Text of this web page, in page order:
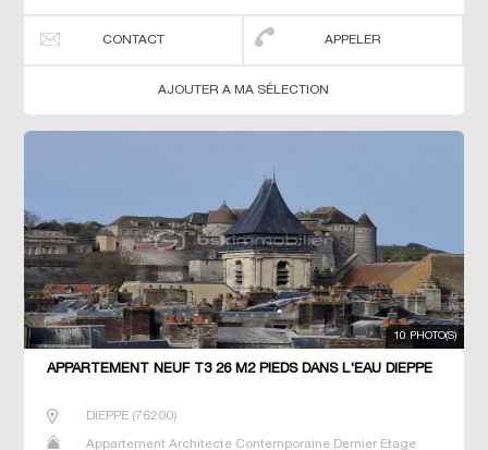
CONTACT APPELER
AJOUTER A MA SÉLECTION
10 PHOTO(S)
APPARTEMENT NEUF T3 26 M2 PIEDS DANS L'EAU DIEPPE
DIEPPE(76200)
Appartement Architecte Contemporaine Dernier Etage